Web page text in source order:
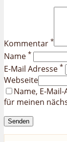
Kommentar *
Name *
E-Mail Adresse *
Webseite
Name, E-
für meinen